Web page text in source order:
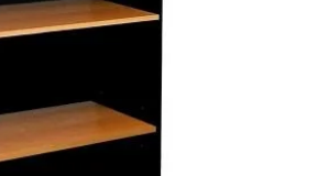
KIOSK
฿5,500.00